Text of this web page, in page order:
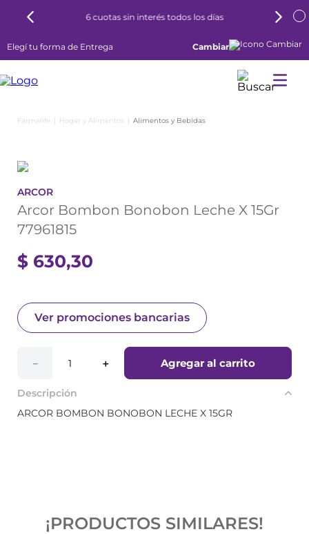
6 cuotas sin interés todos los días
Elegí tu forma de Entrega Cambiar
Hogar y Alimentos Alimentos y Bebidas
ARCOR
Arcor Bombon Bonobon Leche X 15Gr
77961815
$ 630,30
Ver promociones bancarias
＋
－ Agregar al carrito
Descripción
ARCOR BOMBON BONOBON LECHE X 15GR
¡PRODUCTOS SIMILARES!